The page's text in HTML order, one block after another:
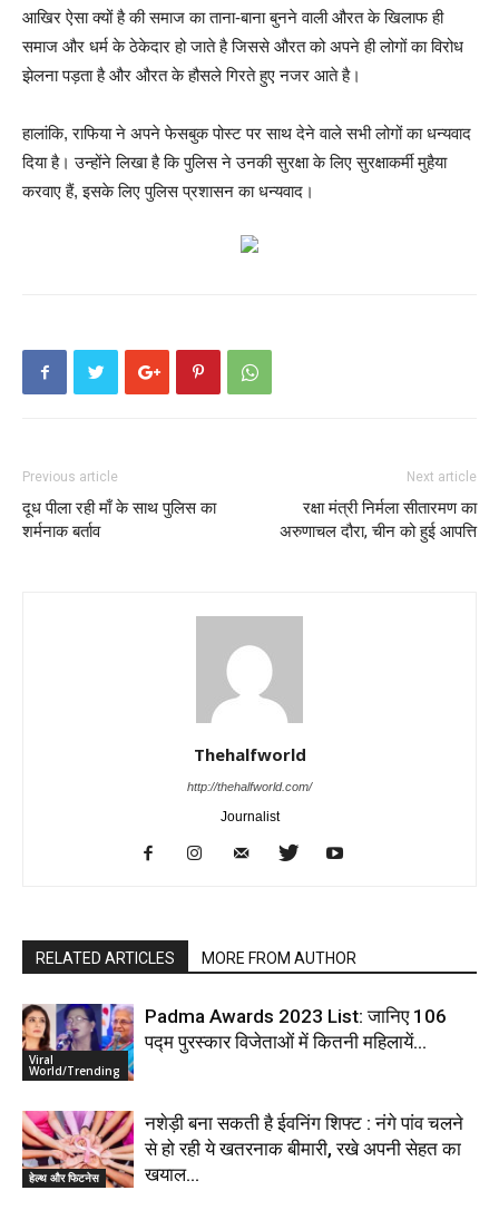
आखिर ऐसा क्यों है की समाज का ताना-बाना बुनने वाली औरत के खिलाफ ही
समाज और धर्म के ठेकेदार हो जाते है जिससे औरत को अपने ही लोगों का विरोध
झेलना पड़ता है और औरत के हौसले गिरते हुए नजर आते है।
हालांकि, राफिया ने अपने फेसबुक पोस्ट पर साथ देने वाले सभी लोगों का धन्यवाद
दिया है। उन्होंने लिखा है कि पुलिस ने उनकी सुरक्षा के लिए सुरक्षाकर्मी मुहैया
करवाए हैं, इसके लिए पुलिस प्रशासन का धन्यवाद।
Previous article
दूध पीला रही माँ के साथ पुलिस का
शर्मनाक बर्ताव
Next article
रक्षा मंत्री निर्मला सीतारमण का
अरुणाचल दौरा, चीन को हुई आपत्ति
Thehalfworld
http://thehalfworld.com/
Journalist
RELATED ARTICLES MORE FROM AUTHOR
Viral
World/Trending
Padma Awards 2023 List: जानिए 106
पद्म पुरस्कार विजेताओं में कितनी महिलायें…
हेल्थ और फिटनेस
नशेड़ी बना सकती है ईवनिंग शिफ्ट : नंगे पांव चलने
से हो रही ये खतरनाक बीमारी, रखे अपनी सेहत का
खयाल…